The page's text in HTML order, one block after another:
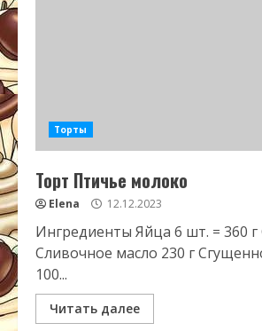
Торты
Торт Птичье молоко
Elena 12.12.2023
Ингредиенты Яйца 6 шт. = 360 г
Сливочное масло 230 г
100...
Читать далее